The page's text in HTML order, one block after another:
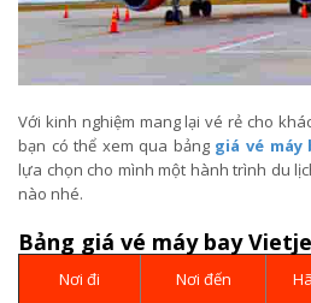
Với kinh nghiệm mang lại vé rẻ cho
bạn có thể xem qua bảng giá vé
lựa chọn cho mình một hành trình du
nào nhé.
Bảng giá vé máy bay
Nơi đi Nơi đến